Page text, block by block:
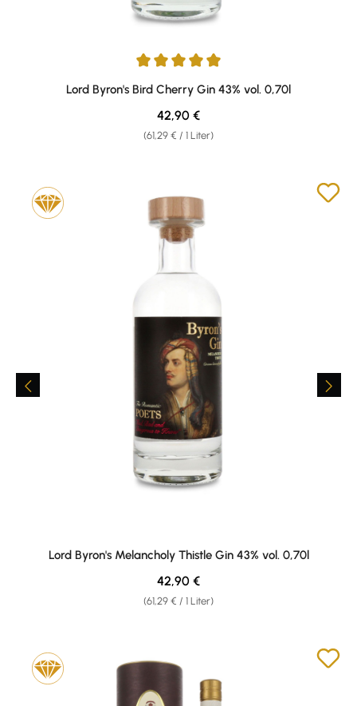
Durchschnittliche Bewertung von 5 von 5 Sternen
Lord Byron's Bird Cherry Gin 43% vol. 0,70l
(61,29 € / 1 Liter)
Regulärer Preis:
42,90 €
Lord Byron's Melancholy Thistle Gin 43% vol. 0,70l
(61,29 € / 1 Liter)
Regulärer Preis:
42,90 €